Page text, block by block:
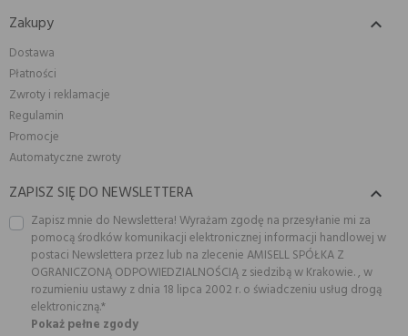
Zakupy 
Dostawa
Płatności
Zwroty i reklamacje
Regulamin
Promocje
Automatyczne zwroty
ZAPISZ SIĘ DO NEWSLETTERA 
Zapisz mnie do Newslettera! Wyrażam zgodę na przesyłanie mi za
pomocą środków komunikacji elektronicznej informacji handlowej w
postaci Newslettera przez lub na zlecenie AMISELL SPÓŁKA Z
OGRANICZONĄ ODPOWIEDZIALNOŚCIĄ z siedzibą w Krakowie. , w
rozumieniu ustawy z dnia 18 lipca 2002 r. o świadczeniu usług drogą
elektroniczną.*
Pokaż pełne zgody